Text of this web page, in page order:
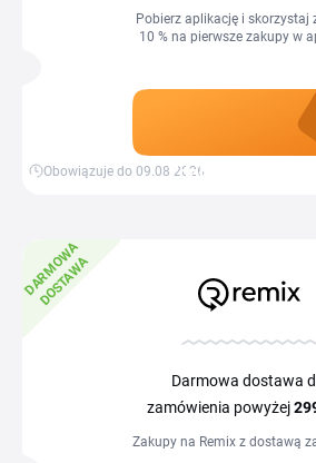
Pobierz aplikację i skorzystaj
10 % na pierwsze zakupy w
Zdobądź kupon
Obowiązuje do 09.08.2026
D
A
R
M
O
W
A
D
O
S
T
A
W
A
Darmowa dostawa
zamówienia powyżej
Remix
Zakupy na Remix z dostawą